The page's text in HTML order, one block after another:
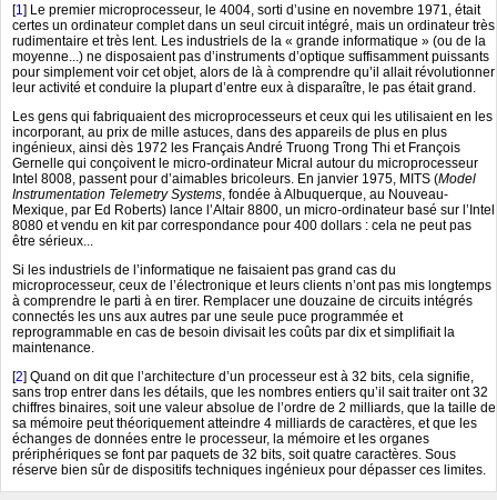
[1 ] Le premier microprocesseur, le 4004, sorti d’usine en novembre 1971, était
certes un ordinateur complet dans un seul circuit intégré, mais un ordinateur très
rudimentaire et très lent. Les industriels de la « grande informatique » (ou de la
moyenne...) ne disposaient pas d’instruments d’optique suffisamment puissants
pour simplement voir cet objet, alors de là à comprendre qu’il allait révolutionner
leur activité et conduire la plupart d’entre eux à disparaître, le pas était grand.
Les gens qui fabriquaient des microprocesseurs et ceux qui les utilisaient en les
incorporant, au prix de mille astuces, dans des appareils de plus en plus
ingénieux, ainsi dès 1972 les Français André Truong Trong Thi et François
Gernelle qui conçoivent le micro-ordinateur Micral autour du microprocesseur
Intel 8008, passent pour d’aimables bricoleurs. En janvier 1975, MITS (Model
Instrumentation Telemetry Systems , fondée à Albuquerque, au Nouveau-
Mexique, par Ed Roberts) lance l’Altair 8800, un micro-ordinateur basé sur l’Intel
8080 et vendu en kit par correspondance pour 400 dollars : cela ne peut pas
être sérieux...
Si les industriels de l’informatique ne faisaient pas grand cas du
microprocesseur, ceux de l’électronique et leurs clients n’ont pas mis longtemps
à comprendre le parti à en tirer. Remplacer une douzaine de circuits intégrés
connectés les uns aux autres par une seule puce programmée et
reprogrammable en cas de besoin divisait les coûts par dix et simplifiait la
maintenance.
[2] Quand on dit que l’architecture d’un processeur est à 32 bits, cela signifie,
sans trop entrer dans les détails, que les nombres entiers qu’il sait traiter ont 32
chiffres binaires, soit une valeur absolue de l’ordre de 2 milliards, que la taille de
sa mémoire peut théoriquement atteindre 4 milliards de caractères, et que les
échanges de données entre le processeur, la mémoire et les organes
prériphériques se font par paquets de 32 bits, soit quatre caractères. Sous
réserve bien sûr de dispositifs techniques ingénieux pour dépasser ces limites.